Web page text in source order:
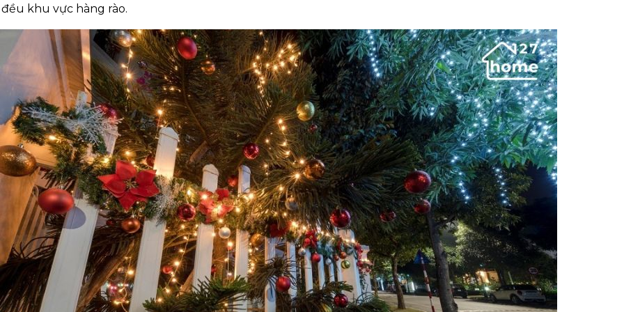
đều khu vực hàng rào.